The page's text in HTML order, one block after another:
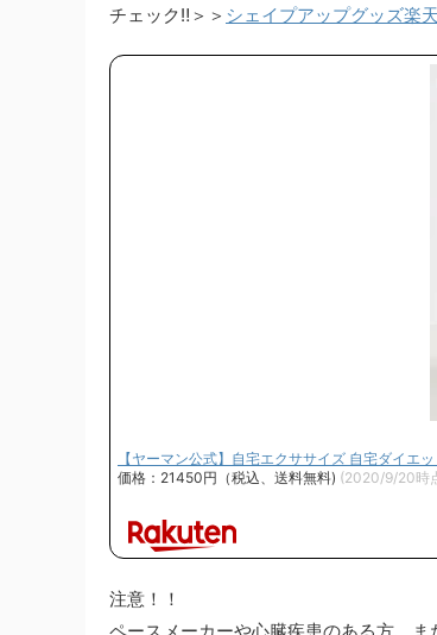
チェック‼＞＞ シェイプアップグッズ楽
【ヤーマン公式】自宅エクササイズ 自宅ダイエ
価格：21450円（税込、送料無料) (2020/9/20時
注意！！